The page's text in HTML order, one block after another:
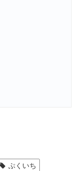
ぷくいち